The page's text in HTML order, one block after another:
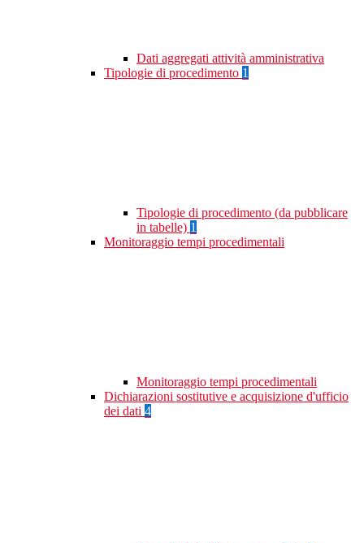
Dati aggregati attività amministrativa
Tipologie di procedimento 1
Tipologie di procedimento (da pubblicare
in tabelle) 1
Monitoraggio tempi procedimentali
Monitoraggio tempi procedimentali
Dichiarazioni sostitutive e acquisizione d'ufficio
dei dati 4